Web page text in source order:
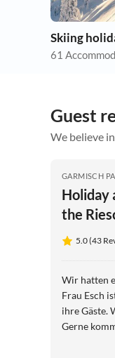
Skiing
61
Guest
We believe
GARMISCH
Holiday
the
|large
5.0 (43
Wir hatten
Frau Esch
ihre Gäste.
Gerne